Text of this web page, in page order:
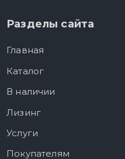
Разделы сайта
Главная
Каталог
В наличии
Лизинг
Услуги
Покупателям